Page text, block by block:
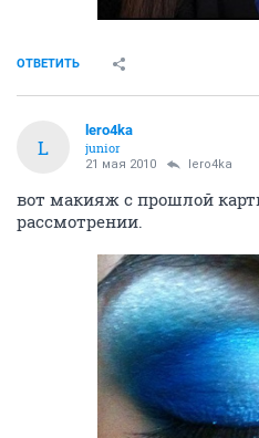
ОТВЕТИТЬ
L
lero4ka
junior
21 мая 2010 lero4ka
вот макияж с прошлой
рассмотрении.